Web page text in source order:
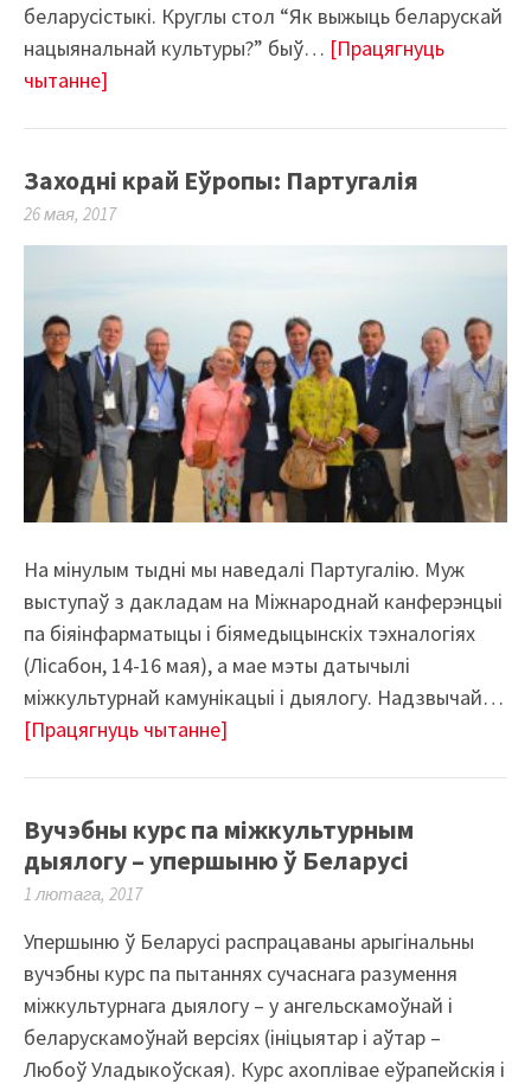
беларусістыкі. Круглы стол “Як выжыць беларускай
нацыянальнай культуры?” быў… [Працягнуць
чытанне]
Заходні край Еўропы: Партугалія
26 мая, 2017
На мінулым тыдні мы наведалі Партугалію. Муж
выступаў з дакладам на Міжнароднай канферэнцыі
па біяінфарматыцы і біямедыцынскіх тэхналогіях
(Лісабон, 14-16 мая), а мае мэты датычылі
міжкультурнай камунікацыі і дыялогу. Надзвычай…
[Працягнуць чытанне]
Вучэбны курс па міжкультурным
дыялогу – упершыню ў Беларусі
1 лютага, 2017
Упершыню ў Беларусі распрацаваны арыгінальны
вучэбны курс па пытаннях сучаснага разумення
міжкультурнага дыялогу – у ангельскамоўнай і
беларускамоўнай версіях (ініцыятар і аўтар –
Любоў Уладыкоўская). Курс ахоплівае еўрапейскія і